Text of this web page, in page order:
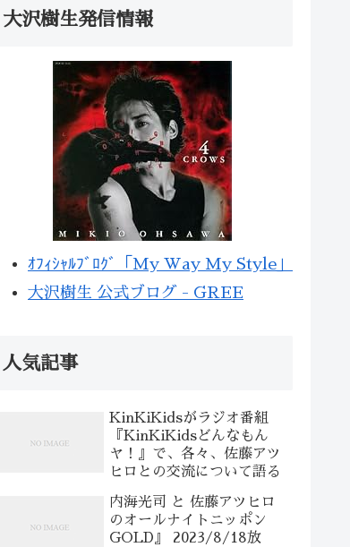
大沢樹生発信情報
ｵﾌｨｼｬﾙﾌﾞﾛｸﾞ「My Way My Style」
大沢樹生 公式ブログ - GREE
人気記事
KinKiKidsがラジオ番組
『KinKiKidsどんなもん
ヤ！』で、各々、佐藤アツ
ヒロとの交流について語る
内海光司 と 佐藤アツヒロ
のオールナイトニッポン
GOLD』 2023/8/18放